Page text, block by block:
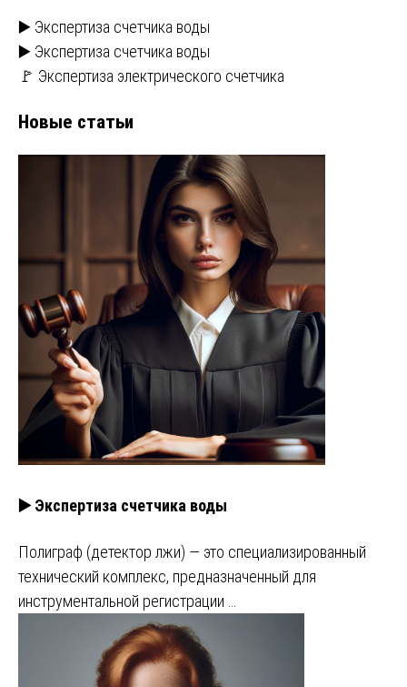
▶️ Экспертиза счетчика воды
▶️ Экспертиза счетчика воды
🚩 Экспертиза электрического счетчика
Новые статьи
▶️ Экспертиза счетчика воды
Полиграф (детектор лжи) — это специализированный
технический комплекс, предназначенный для
инструментальной регистрации …